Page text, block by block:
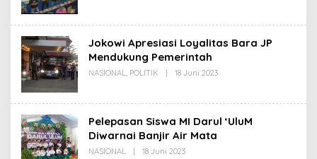
Jokowi Apresiasi Loyalitas Bara JP
Mendukung Pemerintah
NASIONAL, POLITIK 18 Juni 2023Oleh
Pelepasan Siswa MI Darul ‘UluM
Diwarnai Banjir Air Mata
NASIONAL 18 Juni 2023Oleh